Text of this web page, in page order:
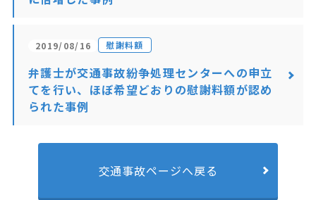
2019/08/16 慰謝料額
弁護士が交通事故紛争処理センターへの申立
てを行い、ほぼ希望どおりの慰謝料額が認め
られた事例
交通事故ページへ戻る